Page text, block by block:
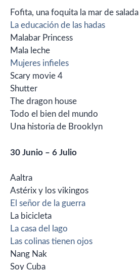
Fofita, una foquita la mar de salada
La educación de las hadas
Malabar Princess
Mala leche
Mujeres infieles
Scary movie 4
Shutter
The dragon house
Todo el bien del mundo
Una historia de Brooklyn
30 Junio – 6 Julio
Aaltra
Astérix y los vikingos
El señor de la guerra
La bicicleta
La casa del lago
Las colinas tienen ojos
Nang Nak
Soy Cuba